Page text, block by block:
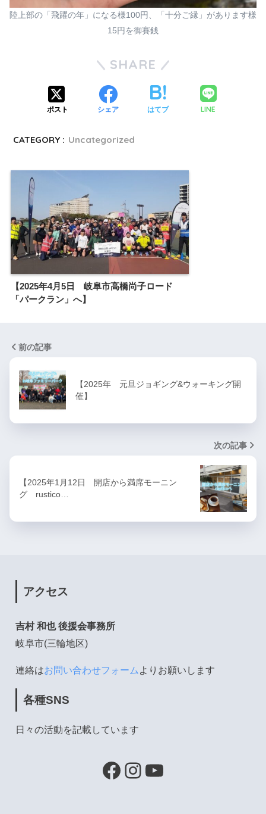
陸上部の「飛躍の年」になる様100円、「十分ご縁」があります様
15円を御賽銭
SHARE
ポスト シェア はてブ LINE
CATEGORY : Uncategorized
【2025年4月5日 岐阜市高橋尚子ロード
「パークラン」へ】
前の記事
【2025年 元旦ジョギング&ウォーキング開
催】
次の記事
【2025年1月12日 開店から満席モーニン
グ rustico…
アクセス
吉村 和也 後援会事務所
岐阜市(三輪地区)
連絡はお問い合わせフォーム よりお願いします
各種SNS
日々の活動を記載しています